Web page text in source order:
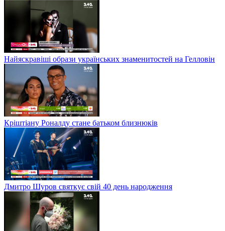
Найяскравіші образи українських знаменитостей на Гелловін
Кріштіану Роналду стане батьком близнюків
Дмитро Шуров святкує свій 40 день народження